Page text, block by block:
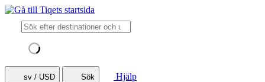
sv / USD Sök
Hjälp